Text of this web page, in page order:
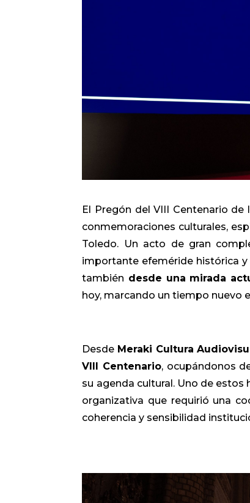
El Pregón del VIII Centenario
conmemoraciones culturales,
Toledo. Un acto de gran
importante efeméride histórica
también desde una mirada
hoy, marcando un tiempo nuevo
Desde Meraki Cultura
VIII Centenario, ocupándonos
su agenda cultural. Uno de
organizativa que requirió una
coherencia y sensibilidad